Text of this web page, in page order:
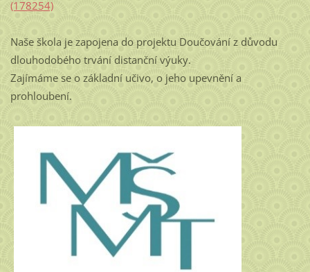
(178254)
Naše škola je zapojena do projektu Doučování z důvodu
dlouhodobého trvání distanční výuky.
Zajímáme se o základní učivo, o jeho upevnění a
prohloubení.